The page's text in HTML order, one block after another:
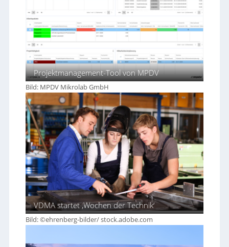
r
.
Projektmanagement-Tool von MPDV
Bild: MPDV Mikrolab GmbH
VDMA startet ‚Wochen der Technik‘
Bild: ©ehrenberg-bilder/ stock.adobe.com